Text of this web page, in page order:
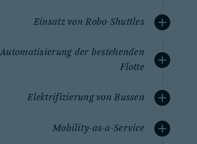
Einsatz von Robo-Shuttles
Automatisierung der bestehenden
Flotte
Elektrifizierung von Bussen
Mobility-as-a-Service